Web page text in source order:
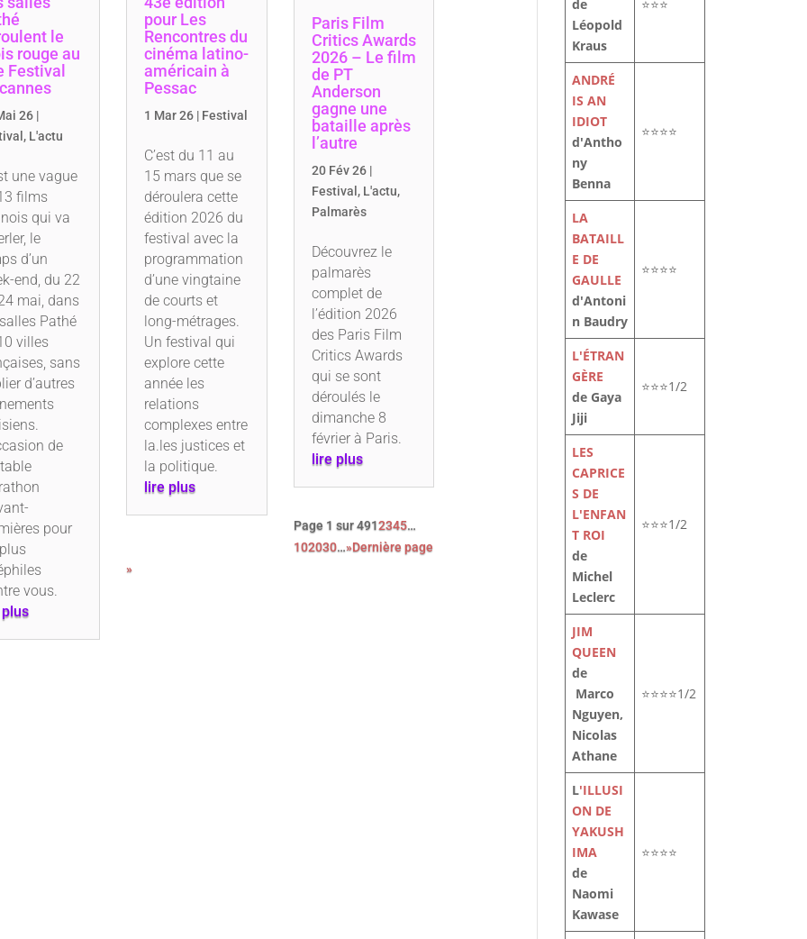
le
rouge au
Festival
26|
, L'actu
une vague
films
qui va
le
d’un
end, du 22
mai, dans
Pathé
villes
sans
d’autres
de
pour
vous.
pour Les
Rencontres du
cinéma latino-
américain à
Pessac
1 Mar 26 | Festival
C’est du 11 au
15 mars que se
déroulera cette
édition 2026 du
festival avec la
programmation
d’une vingtaine
de courts et
long-métrages.
Un festival qui
explore cette
année les
relations
complexes entre
la.les justices et
la politique.
lire plus
Paris Film
Critics Awards
2026 – Le film
de PT
Anderson
gagne une
bataille après
l’autre
20 Fév 26|
Festival , L'actu,
Palmarès
Découvrez le
palmarès
complet de
l’édition 2026
des Paris Film
Critics Awards
qui se sont
déroulés le
dimanche 8
février à Paris.
lire plus
Page 1 sur 4912345…
102030…»Dernière page
»
de
Léopold
Kraus
⭐⭐⭐
ANDRÉ
IS AN
IDIOT
d'Antho
ny
Benna
⭐⭐⭐⭐
LA
BATAILL
E DE
GAULLE
d'Antoni
n Baudry
⭐⭐⭐⭐
L'ÉTRAN
GÈRE
de Gaya
Jiji
⭐⭐⭐1/2
LES
CAPRICE
S DE
L'ENFAN
T ROI
de
Michel
Leclerc
⭐⭐⭐1/2
JIM
QUEEN
de
Marco
Nguyen,
Nicolas
Athane
⭐⭐⭐⭐1/2
L'ILLUSI
ON DE
YAKUSH
IMA
de
Naomi
Kawase
⭐⭐⭐⭐